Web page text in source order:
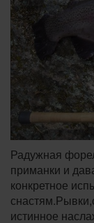
Радужная
приманки и
конкретное
истинное